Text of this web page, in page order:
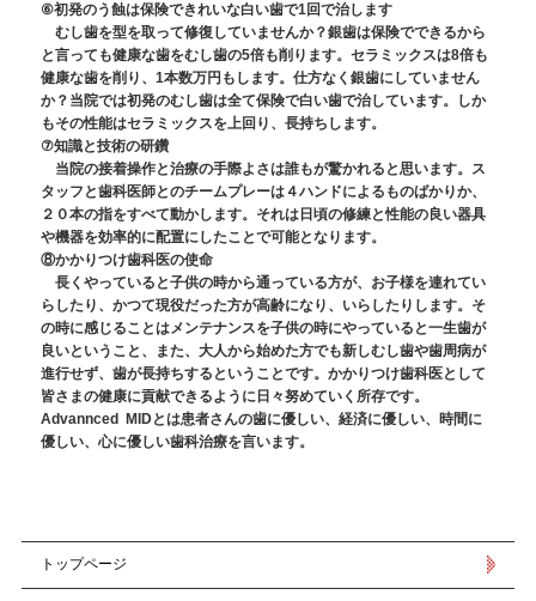
⑥初発のう蝕は保険できれいな白い歯で1回で治します
むし歯を型を取って修復していませんか？銀歯は保険でできるから
と言っても健康な歯をむし歯の5倍も削ります。セラミックスは8倍も
健康な歯を削り、1本数万円もします。仕方なく銀歯にしていません
か？当院では初発のむし歯は全て保険で白い歯で治しています。しか
もその性能はセラミックスを上回り、長持ちします。
⑦知識と技術の研鑽
当院の接着操作と治療の手際よさは誰もが驚かれると思います。ス
タッフと歯科医師とのチームプレーは４ハンドによるものばかりか、
２０本の指をすべて動かします。それは日頃の修練と性能の良い器具
や機器を効率的に配置にしたことで可能となります。
⑧かかりつけ歯科医の使命
長くやっていると子供の時から通っている方が、お子様を連れてい
らしたり、かつて現役だった方が高齢になり、いらしたりします。そ
の時に感じることはメンテナンスを子供の時にやっていると一生歯が
良いということ、また、大人から始めた方でも新しむし歯や歯周病が
進行せず、歯が長持ちするということです。かかりつけ歯科医として
皆さまの健康に貢献できるように日々努めていく所存です。
Advannced MIDとは患者さんの歯に優しい、経済に優しい、時間に
優しい、心に優しい歯科治療を言います。
トップページ